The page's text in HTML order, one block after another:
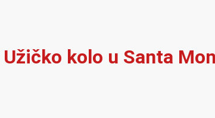
kolo u Santa